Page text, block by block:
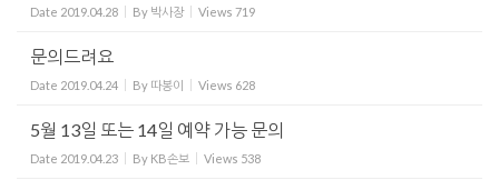
Date 2019.04.28 By 박사장 Views 719
문의드려요
Date 2019.04.24 By 따봉이 Views 628
5월 13일 또는 14일 예약 가능 문의
Date 2019.04.23 By KB손보 Views 538